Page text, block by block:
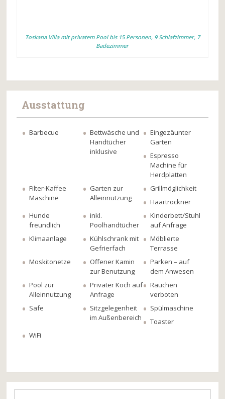
Toskana Villa mit privatem Pool bis 15 Personen, 9 Schlafzimmer, 7
Badezimmer
Ausstattung
Barbecue
Bettwäsche und
Handtücher
inklusive
Eingezäunter
Garten
Espresso
Machine für
Herdplatten
Filter-Kaffee
Maschine
Garten zur
Alleinnutzung
Grillmöglichkeit
Haartrockner
Hunde
freundlich
inkl.
Poolhandtücher
Kinderbett/Stuhl
auf Anfrage
Klimaanlage
Kühlschrank mit
Gefrierfach
Möblierte
Terrasse
Moskitonetze
Offener Kamin
zur Benutzung
Parken – auf
dem Anwesen
Pool zur
Alleinnutzung
Privater Koch auf
Anfrage
Rauchen
verboten
Safe
Sitzgelegenheit
im Außenbereich
Spülmaschine
Toaster
WiFi